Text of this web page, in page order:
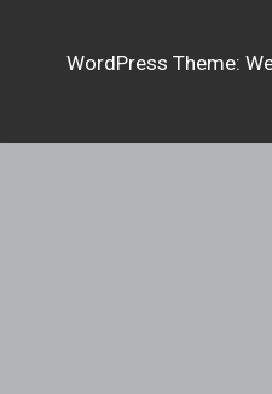
WordPress Theme: